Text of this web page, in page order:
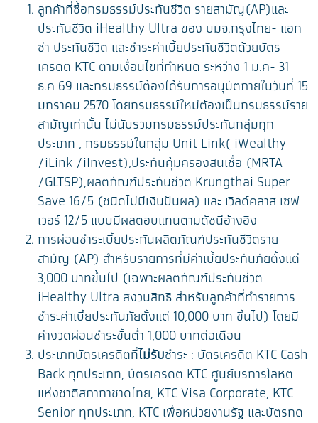
ลูกค้าที่ซื้อกรมธรรม์ประกันชีวิต รายสามัญ(AP)และ
ประกันชีวิต iHealthy Ultra ของ บมจ.กรุงไทย- แอก
ซ่า ประกันชีวิต และชำระค่าเบี้ยประกันชีวิตด้วยบัตร
เครดิต KTC ตามเงื่อนไขที่กำหนด ระหว่าง 1 ม.ค- 31
ธ.ค 69 และกรมธรรม์ต้องได้รับการอนุมัติภายในวันที่ 15
มกราคม 2570 โดยกรมธรรม์ใหม่ต้องเป็นกรมธรรม์ราย
สามัญเท่านั้น ไม่นับรวมกรมธรรม์ประกันกลุ่มทุก
ประเภท , กรมธรรม์ในกลุ่ม Unit Link( iWealthy
/iLink /iInvest),ประกันคุ้มครองสินเชื่อ (MRTA
/GLTSP),ผลิตภัณฑ์ประกันชีวิต Krungthai Super
Save 16/5 (ชนิดไม่มีเงินปันผล) และ เวิลด์คลาส เซฟ
เวอร์ 12/5 แบบมีผลตอบแทนตามดัชนีอ้างอิง
การผ่อนชำระเบี้ยประกันผลิตภัณฑ์ประกันชีวิตราย
สามัญ (AP) สำหรับรายการที่มีค่าเบี้ยประกันภัยตั้งแต่
3,000 บาทขึ้นไป (เฉพาะผลิตภัณฑ์ประกันชีวิต
iHealthy Ultra สงวนสิทธิ สำหรับลูกค้าที่ทำรายการ
ชำระค่าเบี้ยประกันภัยตั้งแต่ 10,000 บาท ขึ้นไป) โดยมี
ค่างวดผ่อนชำระขั้นต่ำ 1,000 บาทต่อเดือน
ประเภทบัตรเครดิตที่ไม่รับชำระ : บัตรเครดิต KTC Cash
Back ทุกประเภท, บัตรเครดิต KTC ศูนย์บริการโลหิต
แห่งชาติสภากาชาดไทย, KTC Visa Corporate, KTC
Senior ทุกประเภท, KTC เพื่อหน่วยงานรัฐ และบัตรกด